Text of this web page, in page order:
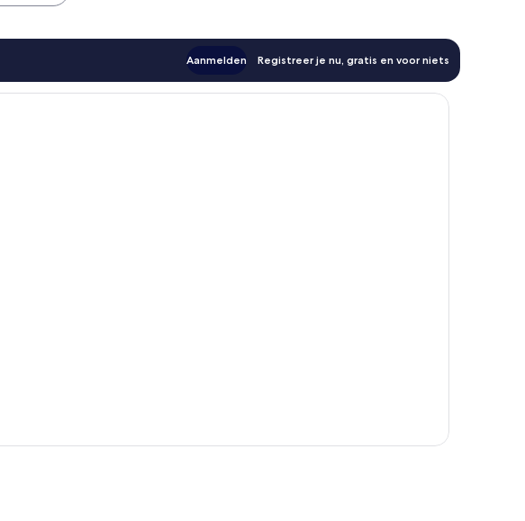
Aanmelden Registreer je nu, gratis en voor niets